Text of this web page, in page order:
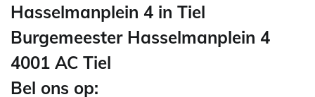
Hasselmanplein 4 in Tiel
Burgemeester Hasselmanplein 4
4001 AC Tiel
Bel ons op: